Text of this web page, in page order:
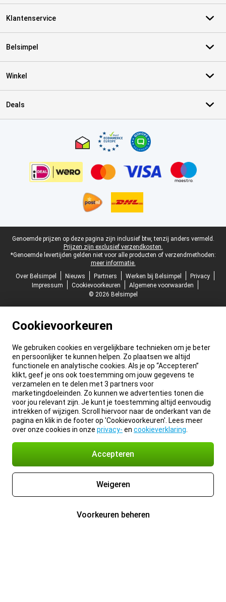
Klantenservice
Belsimpel
Winkel
Deals
Juridische voettekst
Genoemde prijzen op deze pagina zijn inclusief btw, tenzij anders vermeld.
Prijzen zijn exclusief verzendkosten.
*Genoemde levertijden gelden niet voor alle producten of verzendmethoden:
meer informatie.
Over Belsimpel
Nieuws Partners Werken bij Belsimpel
Privacy
Impressum
Cookievoorkeuren
Algemene voorwaarden
© 2026 Belsimpel
Cookievoorkeuren
We gebruiken cookies en vergelijkbare technieken om je beter
en persoonlijker te kunnen helpen. Zo plaatsen we altijd
functionele en analytische cookies. Als je op “Accepteren”
klikt, geef je ons ook toestemming om jouw gegevens te
verzamelen en te delen met 3 partners voor
marketingdoeleinden. Zo kunnen we advertenties tonen die
voor jou relevant zijn. Je kunt je toestemming altijd eenvoudig
intrekken of wijzigen. Scroll hiervoor naar de onderkant van de
pagina en klik in de footer op 'Cookievoorkeuren'. Lees meer
over onze cookies in onze privacy- en cookieverklaring
Accepteren
Weigeren
Voorkeuren beheren